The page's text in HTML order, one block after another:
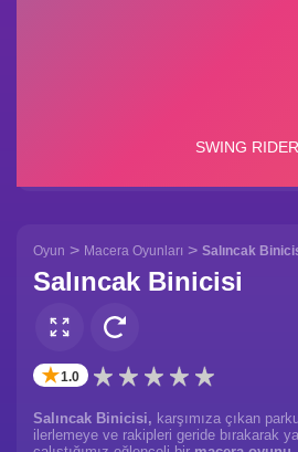
Oyun > Macera Oyunları > Salıncak
Salıncak Binicisi
✭1.0
Salıncak Binicisi, karşımıza çıkan
ilerlemeye ve rakipleri geride bırakarak